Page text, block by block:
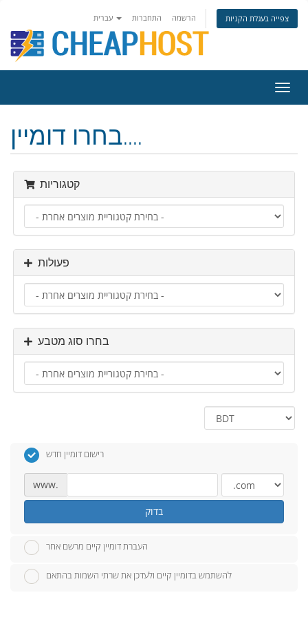
התחברות הרשמה צפייה בעגלת הקניות
ניווט
בחרו דומיין....
קטגוריות
פעולות
בחרו סוג מטבע
רישום דומיין חדש
www.
בדוק
העברת דומיין קיים מרשם אחר
להשתמש בדומיין קיים ולעדכן את שרתי השמות בהתאם